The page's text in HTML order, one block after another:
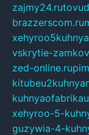
zajmy24.ru
brazzerscom.ru
vskrytie-
zed-online.ru
xehyroo-5-
guzywia-4-